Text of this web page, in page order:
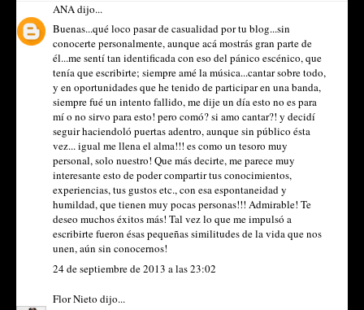
ANAdijo...
Buenas...qué loco pasar de casualidad por tu blog...sin
conocerte personalmente, aunque acá mostrás gran parte de
él...me sentí tan identificada con eso del pánico escénico, que
tenía que escribirte; siempre amé la música...cantar sobre todo,
y en oportunidades que he tenido de participar en una banda,
siempre fué un intento fallido, me dije un día esto no es para
mí o no sirvo para esto! pero comó? si amo cantar?! y decidí
seguir haciendoló puertas adentro, aunque sin público ésta
vez... igual me llena el alma!!! es como un tesoro muy
personal, solo nuestro! Que más decirte, me parece muy
interesante esto de poder compartir tus conocimientos,
experiencias, tus gustos etc., con esa espontaneidad y
humildad, que tienen muy pocas personas!!! Admirable! Te
deseo muchos éxitos más! Tal vez lo que me impulsó a
escribirte fueron ésas pequeñas similitudes de la vida que nos
unen, aún sin conocernos!
24 de septiembre de 2013 a las 23:02
Flor Nieto dijo...